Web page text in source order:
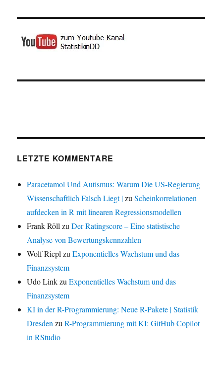
LETZTE KOMMENTARE
Paracetamol Und Autismus: Warum Die US-Regierung
Wissenschaftlich Falsch Liegt |zuScheinkorrelationen
aufdecken in R mit linearen Regressionsmodellen
Frank Röll zuDer Ratingscore – Eine statistische
Analyse von Bewertungskennzahlen
Wolf Riepl zuExponentielles Wachstum und das
Finanzsystem
Udo LinkzuExponentielles Wachstum und das
Finanzsystem
KI in der R-Programmierung: Neue R-Pakete | Statistik
Dresden zuR-Programmierung mit KI: GitHub Copilot
in RStudio